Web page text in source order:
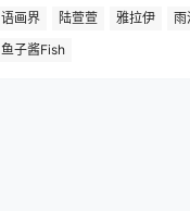
语画界
陆萱萱 雅拉伊
雨
鱼子酱Fish